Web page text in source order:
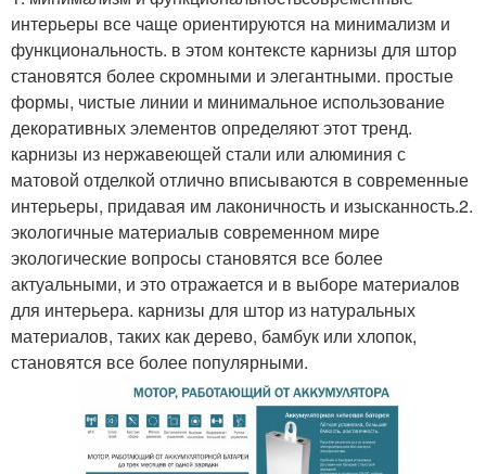
интерьеры все чаще ориентируются на минимализм и
функциональность. в этом контексте карнизы для штор
становятся более скромными и элегантными. простые
формы, чистые линии и минимальное использование
декоративных элементов определяют этот тренд.
карнизы из нержавеющей стали или алюминия с
матовой отделкой отлично вписываются в современные
интерьеры, придавая им лаконичность и изысканность.2.
экологичные материалыв современном мире
экологические вопросы становятся все более
актуальными, и это отражается и в выборе материалов
для интерьера. карнизы для штор из натуральных
материалов, таких как дерево, бамбук или хлопок,
становятся все более популярными.